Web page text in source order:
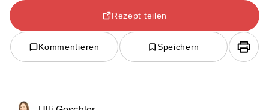
Rezept teilen
Kommentieren Speichern